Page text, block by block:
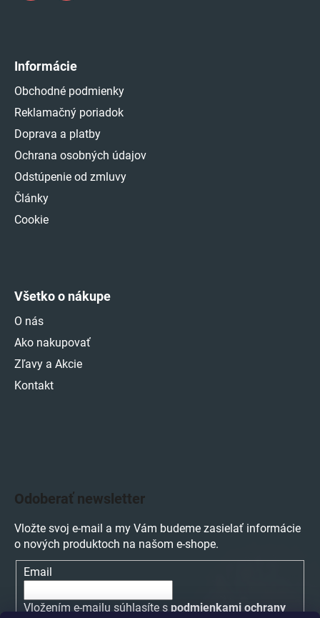
Informácie
Obchodné podmienky
Reklamačný poriadok
Doprava a platby
Ochrana osobných údajov
Odstúpenie od zmluvy
Články
Cookie
Všetko o nákupe
O nás
Ako nakupovať
Zľavy a Akcie
Kontakt
Odoberať newsletter
Vložte svoj e-mail a my Vám budeme zasielať informácie
o nových produktoch na našom e-shope.
Email
Vložením e-mailu súhlasíte s podmienkami ochrany